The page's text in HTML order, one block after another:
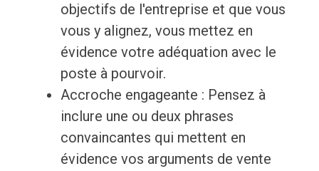
objectifs de l'entreprise et que vous
vous y alignez, vous mettez en
évidence votre adéquation avec le
poste à pourvoir.
Accroche engageante : Pensez à
inclure une ou deux phrases
convaincantes qui mettent en
évidence vos arguments de vente